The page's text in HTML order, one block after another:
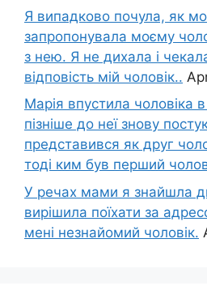
Я випадково почула, як
запропонувала моєму
з нею. Я не дихала і
відповість мій чоловік..
Марія впустила чоловіка
пізніше до неї знову
представився як друг
тоді ким був перший
У речах мами я знайшла
вирішила поїхати за
мені незнайомий чоловік.